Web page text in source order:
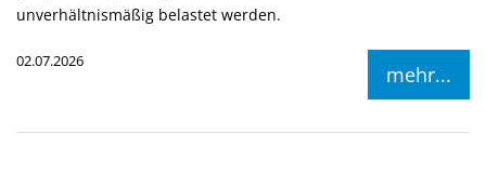
unverhältnismäßig belastet werden.
02.07.2026
mehr...